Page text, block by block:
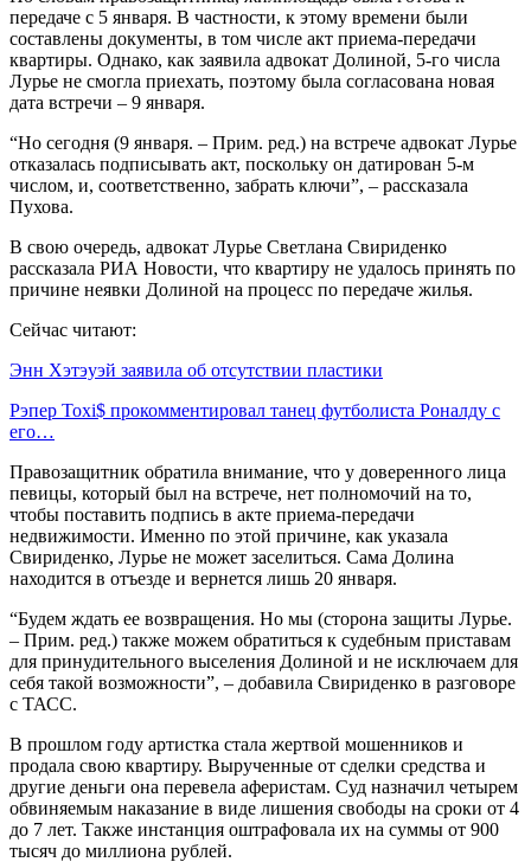
передаче с 5 января. В частности, к этому времени были
составлены документы, в том числе акт приема-передачи
квартиры. Однако, как заявила адвокат Долиной, 5-го числа
Лурье не смогла приехать, поэтому была согласована новая
дата встречи – 9 января.
“Но сегодня (9 января. – Прим. ред.) на встрече адвокат Лурье
отказалась подписывать акт, поскольку он датирован 5-м
числом, и, соответственно, забрать ключи”, – рассказала
Пухова.
В свою очередь, адвокат Лурье Светлана Свириденко
рассказала РИА Новости, что квартиру не удалось принять по
причине неявки Долиной на процесс по передаче жилья.
Сейчас читают:
Энн Хэтэуэй заявила об отсутствии пластики
Рэпер Toxi$ прокомментировал танец футболиста Роналду с
его…
Правозащитник обратила внимание, что у доверенного лица
певицы, который был на встрече, нет полномочий на то,
чтобы поставить подпись в акте приема-передачи
недвижимости. Именно по этой причине, как указала
Свириденко, Лурье не может заселиться. Сама Долина
находится в отъезде и вернется лишь 20 января.
“Будем ждать ее возвращения. Но мы (сторона защиты Лурье.
– Прим. ред.) также можем обратиться к судебным приставам
для принудительного выселения Долиной и не исключаем для
себя такой возможности”, – добавила Свириденко в разговоре
с ТАСС.
В прошлом году артистка стала жертвой мошенников и
продала свою квартиру. Вырученные от сделки средства и
другие деньги она перевела аферистам. Суд назначил четырем
обвиняемым наказание в виде лишения свободы на сроки от 4
до 7 лет. Также инстанция оштрафовала их на суммы от 900
тысяч до миллиона рублей.